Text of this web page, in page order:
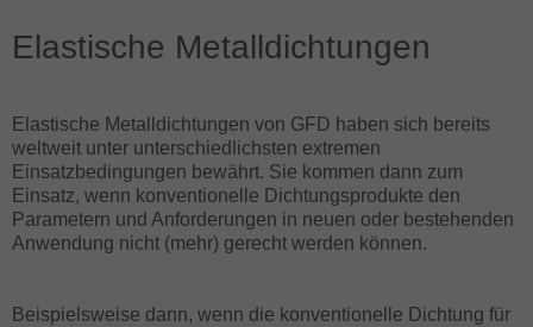
Elastische Metalldichtungen
Elastische Metalldichtungen von GFD haben sich bereits
weltweit unter unterschiedlichsten extremen
Einsatzbedingungen bewährt. Sie kommen dann zum
Einsatz, wenn konventionelle Dichtungsprodukte den
Parametern und Anforderungen in neuen oder bestehenden
Anwendung nicht (mehr) gerecht werden können.
Beispielsweise dann, wenn die konventionelle Dichtung für